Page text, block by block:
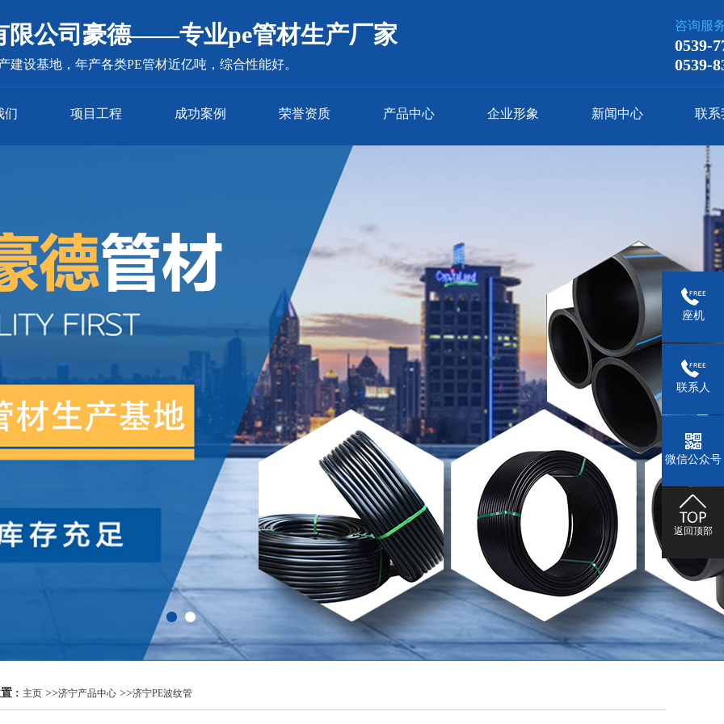
限公司豪德——专业pe管材生产厂家
建设基地，年产各类PE管材近亿吨，综合性能好。
咨询服
0539-
0539-
们 项目工程 成功案例 荣誉资质 产品中心 企业形象 新闻中心 联系
: 主页 >>济宁产品中心 >>济宁PE波纹管
座机
联系人
微信公众号
返回顶部